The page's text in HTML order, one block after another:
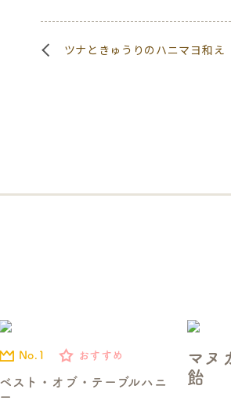
ツナときゅうりのハニマヨ和え
ベスト・オブ・テーブルハニ
ー
No.1 おすすめ
マヌ
飴